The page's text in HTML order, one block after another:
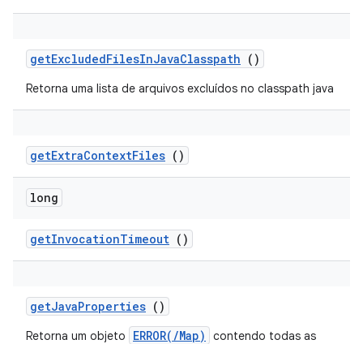
getExcludedFilesInJavaClasspath ()
Retorna uma lista de arquivos excluídos no classpath java
getExtraContextFiles ()
long
getInvocationTimeout ()
getJavaProperties ()
Retorna um objeto ERROR(/Map)
contendo todas as